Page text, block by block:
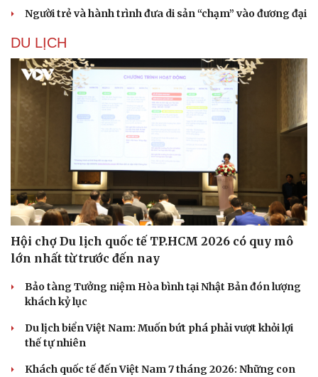
Sân khấu - Điện ảnh
Văn học
Di sản
Nghệ sĩ
Người trẻ và hành trình đưa di sản “chạm” vào đương đại
DU LỊCH
Hội chợ Du lịch quốc tế TP.HCM 2026 có quy mô
lớn nhất từ trước đến nay
Bảo tàng Tưởng niệm Hòa bình tại Nhật Bản đón lượng
khách kỷ lục
Du lịch biển Việt Nam: Muốn bứt phá phải vượt khỏi lợi
thế tự nhiên
Khách quốc tế đến Việt Nam 7 tháng 2026: Những con